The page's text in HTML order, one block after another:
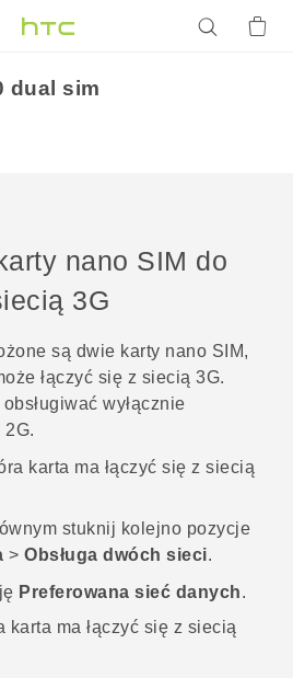
HTC
dual sim‎
nano SIM do
3G
są dwie karty nano SIM,
łączyć się z siecią 3G.
wyłącznie
2G.
karta ma łączyć się z siecią
stuknij kolejno pozycje
> Obsługa dwóch sieci.
Preferowana sieć danych.
karta ma łączyć się z siecią